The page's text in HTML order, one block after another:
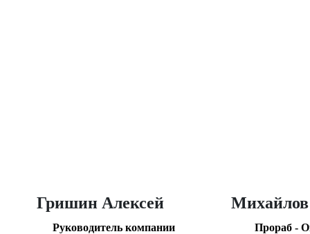
Гришин Алексей
Руководитель компании
Прораб -